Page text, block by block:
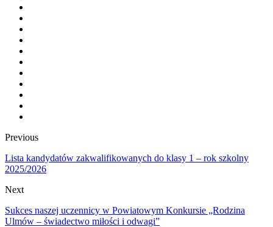
Previous
Lista kandydatów zakwalifikowanych do klasy 1 – rok szkolny
2025/2026
Next
Sukces naszej uczennicy w Powiatowym Konkursie „Rodzina
Ulmów – świadectwo miłości i odwagi”